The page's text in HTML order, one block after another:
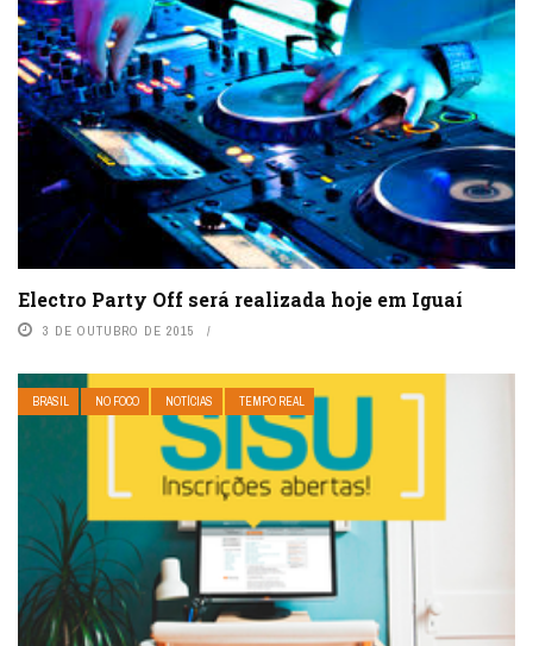
Electro Party Off será realizada hoje em Iguaí
3 DE OUTUBRO DE 2015
BRASIL NO FOCO NOTÍCIAS TEMPO REAL